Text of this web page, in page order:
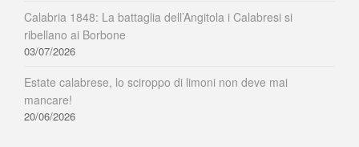
Calabria 1848: La battaglia dell’Angitola i Calabresi si
ribellano ai Borbone
03/07/2026
Estate calabrese, lo sciroppo di limoni non deve mai
mancare!
20/06/2026